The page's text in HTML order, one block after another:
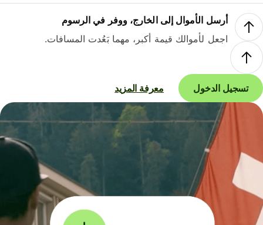
أرسل الأموال إلى الخارج، ووفر في الرسوم
اجعل لأموالك قيمة أكبر، مهما بَعُدت المسافات.
تسجيل الدخول معرفة المزيد